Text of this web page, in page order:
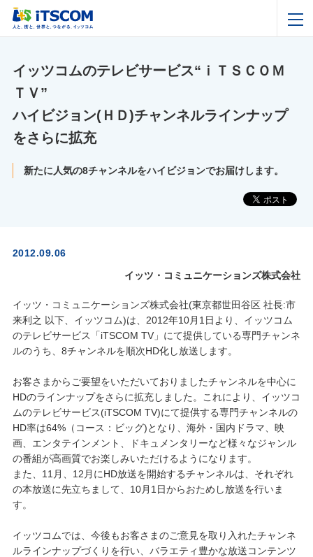
イッツコムのテレビサービス“ｉＴＳＣＯＭ
ＴＶ”
ハイビジョン(ＨＤ)チャンネルラインナップ
をさらに拡充
新たに人気の8チャンネルをハイビジョンでお届けします。
2012.09.06
イッツ・コミュニケーションズ株式会社
イッツ・コミュニケーションズ株式会社(東京都世田谷区 社長:市
来利之 以下、イッツコム)は、2012年10月1日より、イッツコム
のテレビサービス「iTSCOM TV」にて提供している専門チャンネ
ルのうち、8チャンネルを順次HD化し放送します。
お客さまからご要望をいただいておりましたチャンネルを中心に
HDのラインナップをさらに拡充しました。これにより、イッツコ
ムのテレビサービス(iTSCOM TV)にて提供する専門チャンネルの
HD率は64%（コース：ビッグ)となり、海外・国内ドラマ、映
画、エンタテインメント、ドキュメンタリーなど様々なジャンル
の番組が高画質でお楽しみいただけるようになります。
また、11月、12月にHD放送を開始するチャンネルは、それぞれ
の本放送に先立ちまして、10月1日からおためし放送を行いま
す。
イッツコムでは、今後もお客さまのご意見を取り入れたチャンネ
ルラインナップづくりを行い、バラエティ豊かな放送コンテンツ